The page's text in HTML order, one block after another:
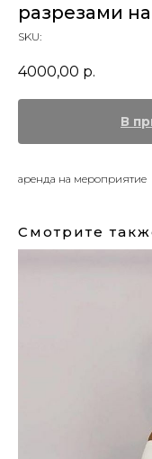
разрезами
SKU:
4000,00 р.
В
аренда на мероприятие
Смотрите